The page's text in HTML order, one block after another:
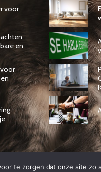
voor
en
te zorgen dat onze site